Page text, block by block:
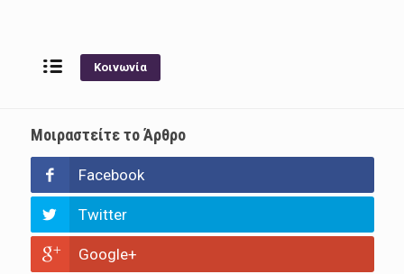
Κοινωνία
Μοιραστείτε το Άρθρο
Facebook
Twitter
Google+